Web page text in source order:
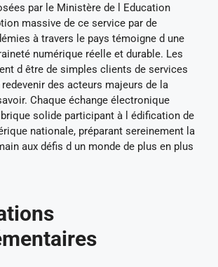
par le Ministère de l Education
massive de ce service par de
à travers le pays témoigne d une
numérique réelle et durable. Les
d être de simples clients de services
des acteurs majeurs de la
Chaque échange électronique
solide participant à l édification de
nationale, préparant sereinement la
aux défis d un monde de plus en plus